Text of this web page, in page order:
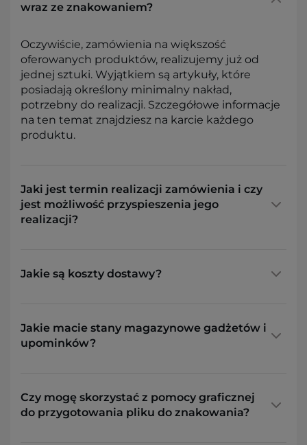
wraz ze znakowaniem?
Oczywiście, zamówienia na większość
oferowanych produktów, realizujemy już od
jednej sztuki. Wyjątkiem są artykuły, które
posiadają określony minimalny nakład,
potrzebny do realizacji. Szczegółowe informacje
na ten temat znajdziesz na karcie każdego
produktu.
Jaki jest termin realizacji zamówienia i czy
jest możliwość przyspieszenia jego
realizacji?
Jakie są koszty dostawy?
Jakie macie stany magazynowe gadżetów i
upominków?
Czy mogę skorzystać z pomocy graficznej
do przygotowania pliku do znakowania?